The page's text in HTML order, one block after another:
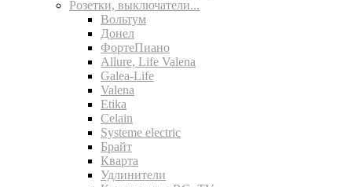
Розетки, выключатели...
Вольтум
Донел
ФортеПиано
Allure, Life Valena
Galea-Life
Valena
Etika
Celain
Systeme electric
Брайт
Кварта
Удлинители